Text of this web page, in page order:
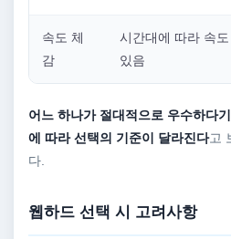
속도 체
감
시간대에 따라 속
있음
어느 하나가 절대적으로 우수하다
에 따라 선택의 기준이 달라진다고
다.
웹하드 선택 시 고려사항